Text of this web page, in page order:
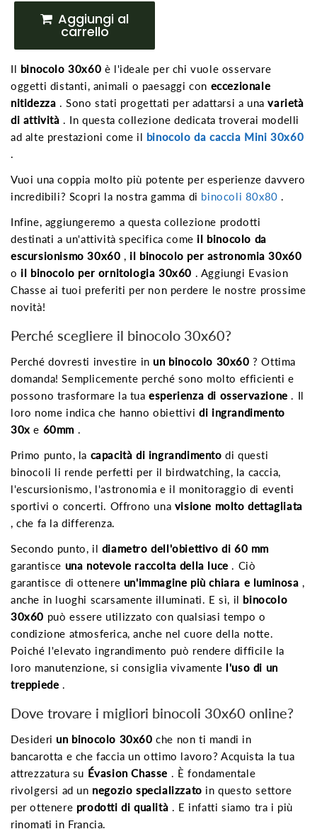
Aggiungi al
carrello
Il binocolo 30x60 è l'ideale per chi vuole osservare
oggetti distanti, animali o paesaggi con eccezionale
nitidezza . Sono stati progettati per adattarsi a unavarietà
di attività . In questa collezione dedicata troverai modelli
ad alte prestazioni come il binocolo da caccia Mini 30x60
Vuoi una coppia molto più potente per esperienze davvero
incredibili? Scopri la nostra gamma di binocoli 80x80
Infine, aggiungeremo a questa collezione prodotti
destinati a un'attività specifica comeil binocolo da
escursionismo 30x60 ,il binocolo per astronomia 30x60
oil binocolo per ornitologia 30x60 . Aggiungi Evasion
Chasse ai tuoi preferiti per non perdere le nostre prossime
novità!
Perché scegliere il binocolo 30x60?
Perché dovresti investire in un binocolo 30x60 ? Ottima
domanda! Semplicemente perché sono molto efficienti e
possono trasformare la tuaesperienza di osservazione . Il
loro nome indica che hanno obiettividi ingrandimento
30x e 60mm .
Primo punto, la capacità di ingrandimento di questi
binocoli li rende perfetti per il birdwatching, la caccia,
l'escursionismo, l'astronomia e il monitoraggio di eventi
sportivi o concerti. Offrono una visione molto dettagliata
, che fa la differenza.
Secondo punto, il diametro dell'obiettivo di 60 mm
garantisce una notevole raccolta della luce . Ciò
garantisce di ottenere un'immagine più chiara e luminosa ,
anche in luoghi scarsamente illuminati. E sì, il binocolo
30x60 può essere utilizzato con qualsiasi tempo o
condizione atmosferica, anche nel cuore della notte.
Poiché l'elevato ingrandimento può rendere difficile la
loro manutenzione, si consiglia vivamente l'uso di un
treppiede .
Dove trovare i migliori binocoli 30x60 online?
Desideri un binocolo 30x60 che non ti mandi in
bancarotta e che faccia un ottimo lavoro? Acquista la tua
attrezzatura su Évasion Chasse . È fondamentale
rivolgersi ad un negozio specializzato in questo settore
per ottenere prodotti di qualità . E infatti siamo tra i più
rinomati in Francia.